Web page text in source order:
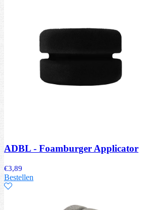
ADBL - Foamburger Applicator
€3,89
Bestellen